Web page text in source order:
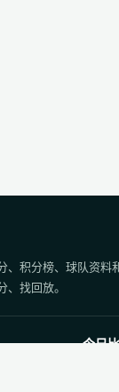
、积分榜、球队资
找回放。
今日